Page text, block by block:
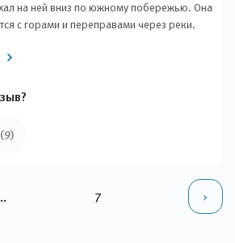
на ней вниз по южному побережью. Она
с горами и переправами через реки.
не слышно и не видно, места в нем полно.
вагон вещей. Все системы и компоненты
(9)
7